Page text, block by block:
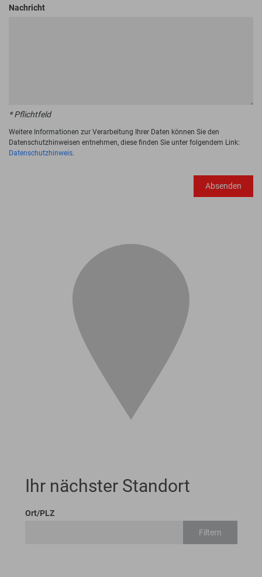
Nachricht
* Pflichtfeld
Weitere Informationen zur Verarbeitung Ihrer Daten können Sie den
Datenschutzhinweisen entnehmen, diese finden Sie unter folgendem Link:
Datenschutzhinweis.
Absenden
Ihr nächster Standort
Ort/PLZ
Filtern